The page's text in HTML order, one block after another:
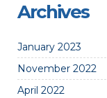
Archives
January 2023
November 2022
April 2022